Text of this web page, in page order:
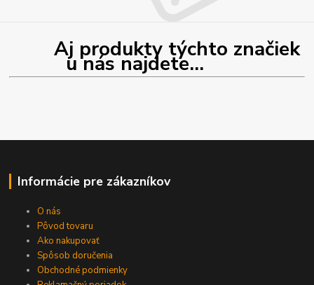
Aj produkty týchto značiek
u nás najdete...
Informácie pre zákazníkov
O nás
Pôvod tovaru
Ako nakupovať
Spôsob doručenia
Obchodné podmienky